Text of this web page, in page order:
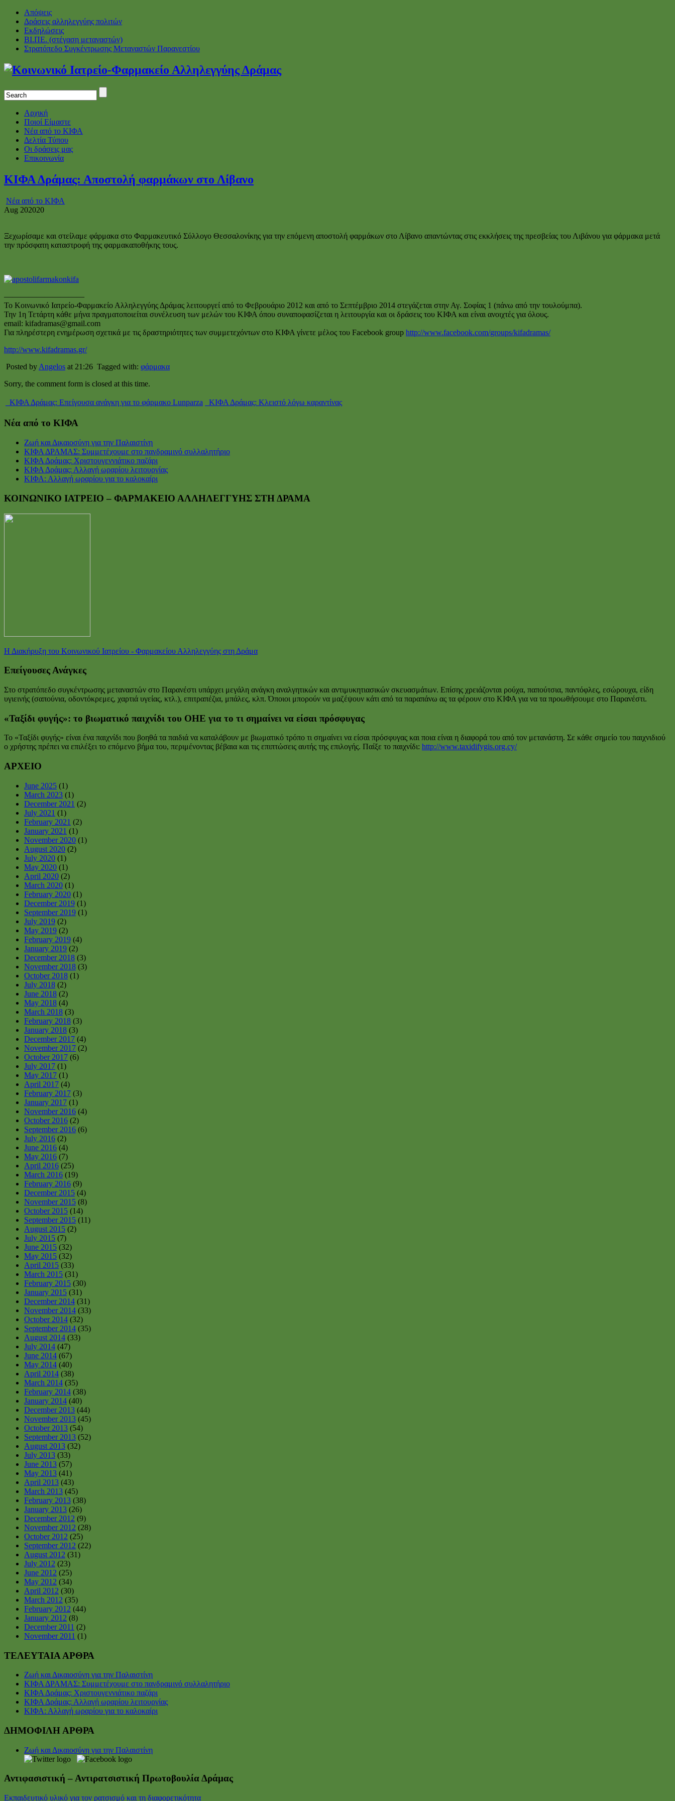
Απόψεις
Δράσεις αλληλεγγύης πολιτών
Εκδηλώσεις
ΒΙ.ΠΕ. (στέγαση μεταναστών)
Στρατόπεδο Συγκέντρωσης Μεταναστών Παρανεστίου
Αρχική
Ποιοί Είμαστε
Νέα από το ΚΙΦΑ
Δελτία Τύπου
Οι δράσεις μας
Επικοινωνία
ΚΙΦΑ Δράμας: Αποστολή φαρμάκων στο Λίβανο
Νέα από το ΚΙΦΑ
Aug 202020
Ξεχωρίσαμε και στείλαμε φάρμακα στο Φαρμακευτικό Σύλλογο Θεσσαλονίκης για την επόμενη αποστολή φαρμάκων στο Λίβανο απαντώντας στις εκκλήσεις της πρεσβείας του Λιβάνου για φάρμακα μετά
την πρόσφατη καταστροφή της φαρμακαποθήκης τους.
——————————
Το Κοινωνικό Ιατρείο-Φαρμακείο Αλληλεγγύης Δράμας λειτουργεί από το Φεβρουάριο 2012 και από το Σεπτέμβριο 2014 στεγάζεται στην Αγ. Σοφίας 1 (πάνω από την τουλούμπα).
Την 1η Τετάρτη κάθε μήνα πραγματοποιείται συνέλευση των μελών του ΚΙΦΑ όπου συναποφασίζεται η λειτουργία και οι δράσεις του ΚΙΦΑ και είναι ανοιχτές για όλους.
email: kifadramas@gmail.com
Για πληρέστερη ενημέρωση σχετικά με τις δραστηριότητες των συμμετεχόντων στο ΚΙΦΑ γίνετε μέλος του Facebook group http://www.facebook.com/groups/kifadramas/
http://www.kifadramas.gr/
Posted by Angelos at 21:26 Tagged with: φάρμακα
Sorry, the comment form is closed at this time.
ΚΙΦΑ Δράμας: Επείγουσα ανάγκη για το φάρμακο Lunparza ΚΙΦΑ Δράμας: Κλειστό λόγω καραντίνας
Νέα από το ΚΙΦΑ
Ζωή και Δικαιοσύνη για την Παλαιστίνη
ΚΙΦΑ ΔΡΑΜΑΣ: Συμμετέχουμε στο πανδραμινό συλλαλητήριο
ΚΙΦΑ Δράμας: Χριστουγεννιάτικο παζάρι
ΚΙΦΑ Δράμας: Αλλαγή ωραρίου λειτουργίας
ΚΙΦΑ: Αλλαγή ωραρίου για το καλοκαίρι
ΚΟΙΝΩΝΙΚΟ ΙΑΤΡΕΙΟ – ΦΑΡΜΑΚΕΙΟ ΑΛΛΗΛΕΓΓΥΗΣ ΣΤΗ ΔΡΑΜΑ
Η Διακήρυξη του Κοινωνικού Ιατρείου - Φαρμακείου Αλληλεγγύης στη Δράμα
Επείγουσες Ανάγκες
Στο στρατόπεδο συγκέντρωσης μεταναστών στο Παρανέστι υπάρχει μεγάλη ανάγκη αναλγητικών και αντιμυκητιασικών σκευασμάτων. Επίσης χρειάζονται ρούχα, παπούτσια, παντόφλες, εσώρουχα, είδη
υγιεινής (σαπούνια, οδοντόκρεμες, χαρτιά υγείας, κτλ.), επιτραπέζια, μπάλες, κλπ. Όποιοι μπορούν να μαζέψουν κάτι από τα παραπάνω ας τα φέρουν στο ΚΙΦΑ για να τα προωθήσουμε στο Παρανέστι.
«Ταξίδι φυγής»: το βιωματικό παιχνίδι του ΟΗΕ για το τι σημαίνει να είσαι πρόσφυγας
To «Ταξίδι φυγής» είναι ένα παιχνίδι που βοηθά τα παιδιά να καταλάβουν με βιωματικό τρόπο τι σημαίνει να είσαι πρόσφυγας και ποια είναι η διαφορά του από τον μετανάστη. Σε κάθε σημείο του παιχνιδιού
ο χρήστης πρέπει να επιλέξει το επόμενο βήμα του, περιμένοντας βέβαια και τις επιπτώσεις αυτής της επιλογής. Παίξε το παιχνίδι: http://www.taxidifygis.org.cy/
ΑΡΧΕΙΟ
June 2025 (1)
March 2023 (1)
December 2021 (2)
July 2021 (1)
February 2021 (2)
January 2021 (1)
November 2020 (1)
August 2020 (2)
July 2020 (1)
May 2020 (1)
April 2020 (2)
March 2020 (1)
February 2020 (1)
December 2019 (1)
September 2019 (1)
July 2019 (2)
May 2019 (2)
February 2019 (4)
January 2019 (2)
December 2018 (3)
November 2018 (3)
October 2018 (1)
July 2018 (2)
June 2018 (2)
May 2018 (4)
March 2018 (3)
February 2018 (3)
January 2018 (3)
December 2017 (4)
November 2017 (2)
October 2017 (6)
July 2017 (1)
May 2017 (1)
April 2017 (4)
February 2017 (3)
January 2017 (1)
November 2016 (4)
October 2016 (2)
September 2016 (6)
July 2016 (2)
June 2016 (4)
May 2016 (7)
April 2016 (25)
March 2016 (19)
February 2016 (9)
December 2015 (4)
November 2015 (8)
October 2015 (14)
September 2015 (11)
August 2015 (2)
July 2015 (7)
June 2015 (32)
May 2015 (32)
April 2015 (33)
March 2015 (31)
February 2015 (30)
January 2015 (31)
December 2014 (31)
November 2014 (33)
October 2014 (32)
September 2014 (35)
August 2014 (33)
July 2014 (47)
June 2014 (67)
May 2014 (40)
April 2014 (38)
March 2014 (35)
February 2014 (38)
January 2014 (40)
December 2013 (44)
November 2013 (45)
October 2013 (54)
September 2013 (52)
August 2013 (32)
July 2013 (33)
June 2013 (57)
May 2013 (41)
April 2013 (43)
March 2013 (45)
February 2013 (38)
January 2013 (26)
December 2012 (9)
November 2012 (28)
October 2012 (25)
September 2012 (22)
August 2012 (31)
July 2012 (23)
June 2012 (25)
May 2012 (34)
April 2012 (30)
March 2012 (35)
February 2012 (44)
January 2012 (8)
December 2011 (2)
November 2011 (1)
ΤΕΛΕΥΤΑΙΑ ΑΡΘΡΑ
Ζωή και Δικαιοσύνη για την Παλαιστίνη
ΚΙΦΑ ΔΡΑΜΑΣ: Συμμετέχουμε στο πανδραμινό συλλαλητήριο
ΚΙΦΑ Δράμας: Χριστουγεννιάτικο παζάρι
ΚΙΦΑ Δράμας: Αλλαγή ωραρίου λειτουργίας
ΚΙΦΑ: Αλλαγή ωραρίου για το καλοκαίρι
ΔΗΜΟΦΙΛΗ ΑΡΘΡΑ
Ζωή και Δικαιοσύνη για την Παλαιστίνη
Αντιφασιστική – Αντιρατσιστική Πρωτοβουλία Δράμας
Εκπαιδευτικό υλικό για τον ρατσισμό και τη διαφορετικότητα